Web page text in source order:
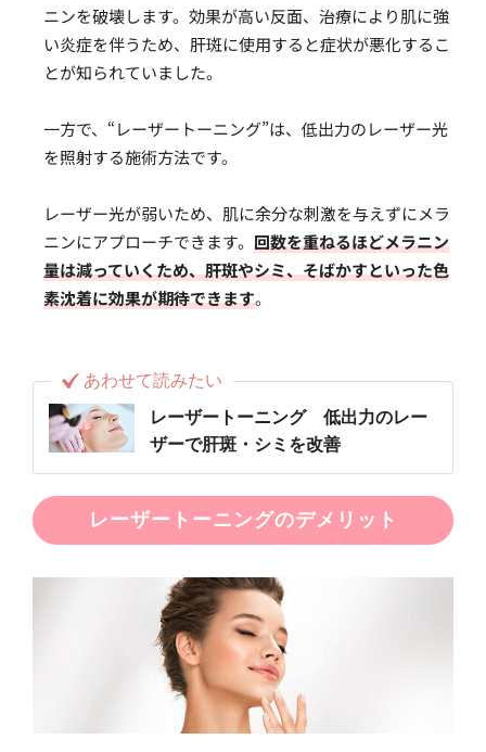
ニンを破壊します。効果が高い反面、治療により肌に強
い炎症を伴うため、肝斑に使用すると症状が悪化するこ
とが知られていました。
一方で、“レーザートーニング”は、低出力のレーザー光
を照射する施術方法です。
レーザー光が弱いため、肌に余分な刺激を与えずにメラ
ニンにアプローチできます。 回数を重ねるほどメラニン
量は減っていくため、肝斑やシミ、そばかすといった色
素沈着に効果が期待できます。
あわせて読みたい
レーザートーニング 低出力のレー
ザーで肝斑・シミを改善
レーザートーニングのデメリット